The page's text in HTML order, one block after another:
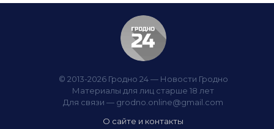
© 2013-2026 Гродно 24 — Новости Гродно
Материалы для лиц старше 18 лет
Для связи — grodno.online@gmail.com
О сайте и контакты